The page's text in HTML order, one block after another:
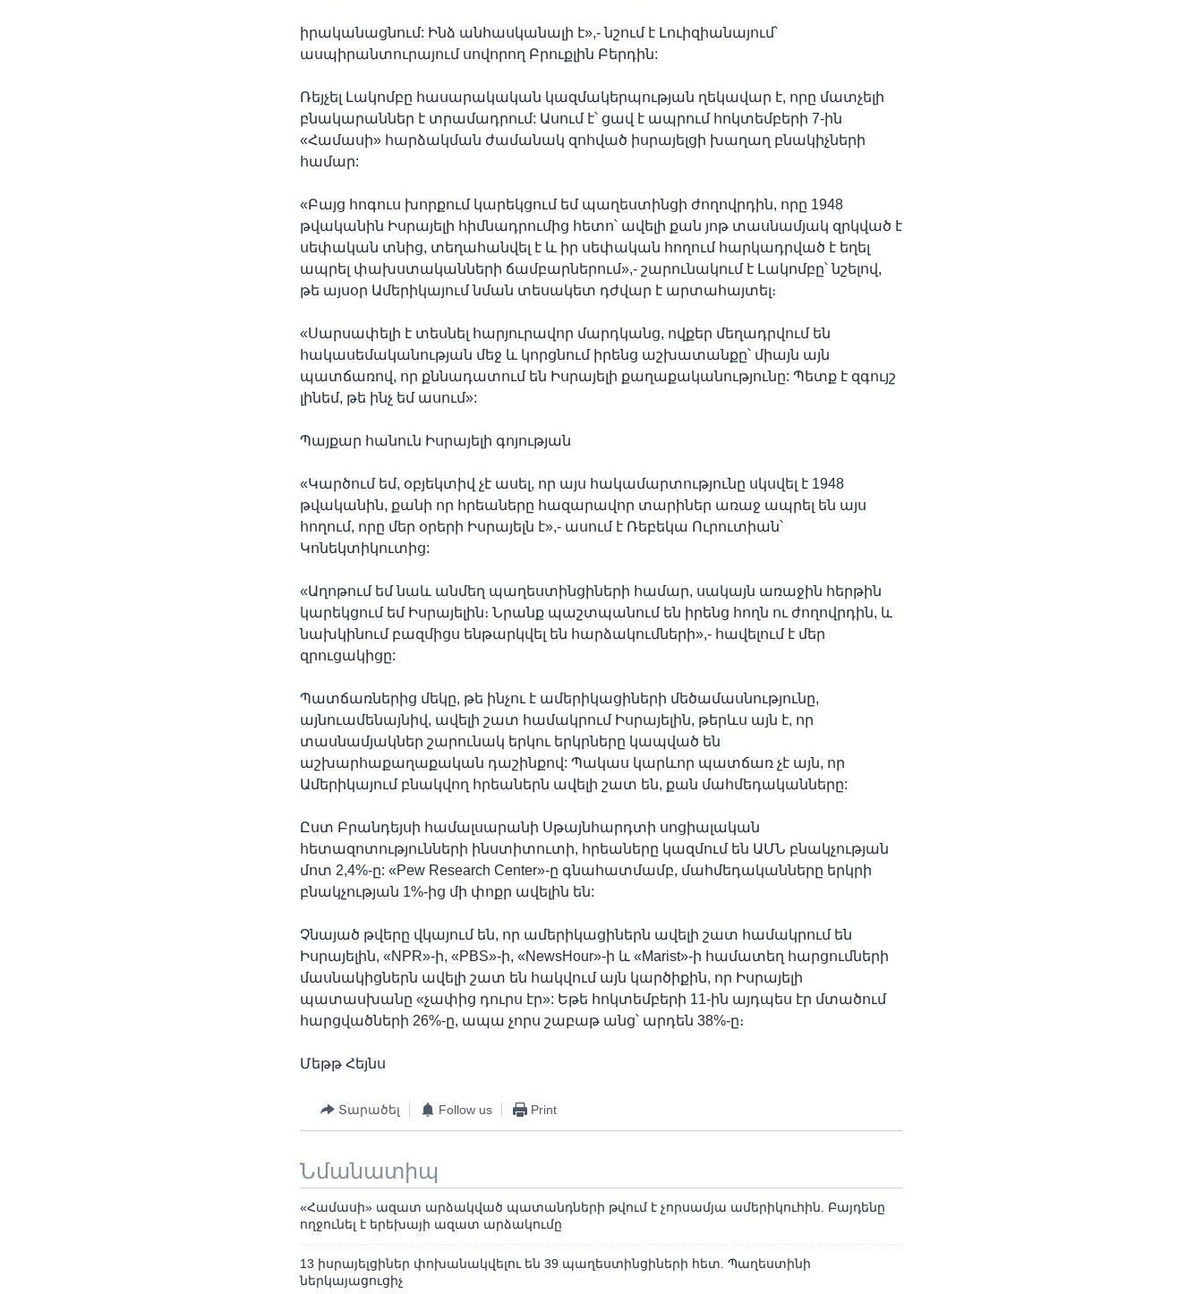
իրականացնում: Ինձ անհասկանալի է»,- նշում է Լուիզիանայում՝
ասպիրանտուրայում սովորող Բրուքլին Բերդին:
Ռեյչել Լակոմբը հասարակական կազմակերպության ղեկավար է, որը մատչելի
բնակարաններ է տրամադրում: Ասում է՝ ցավ է ապրում հոկտեմբերի 7-ին
«Համասի» հարձակման ժամանակ զոհված իսրայելցի խաղաղ բնակիչների
համար:
«Բայց հոգուս խորքում կարեկցում եմ պաղեստինցի ժողովրդին, որը 1948
թվականին Իսրայելի հիմնադրումից հետո՝ ավելի քան յոթ տասնամյակ զրկված է
սեփական տնից, տեղահանվել է և իր սեփական հողում հարկադրված է եղել
ապրել փախստականների ճամբարներում»,- շարունակում է Լակոմբը՝ նշելով,
թե այսօր Ամերիկայում նման տեսակետ դժվար է արտահայտել։
«Սարսափելի է տեսնել հարյուրավոր մարդկանց, ովքեր մեղադրվում են
հակասեմականության մեջ և կորցնում իրենց աշխատանքը՝ միայն այն
պատճառով, որ քննադատում են Իսրայելի քաղաքականությունը: Պետք է զգույշ
լինեմ, թե ինչ եմ ասում»:
Պայքար հանուն Իսրայելի գոյության
«Կարծում եմ, օբյեկտիվ չէ ասել, որ այս հակամարտությունը սկսվել է 1948
թվականին, քանի որ հրեաները հազարավոր տարիներ առաջ ապրել են այս
հողում, որը մեր օրերի Իսրայելն է»,- ասում է Ռեբեկա Ուրուտիան՝
Կոնեկտիկուտից:
«Աղոթում եմ նաև անմեղ պաղեստինցիների համար, սակայն առաջին հերթին
կարեկցում եմ Իսրայելին։ Նրանք պաշտպանում են իրենց հողն ու ժողովրդին, և
նախկինում բազմիցս ենթարկվել են հարձակումների»,- հավելում է մեր
զրուցակիցը:
Պատճառներից մեկը, թե ինչու է ամերիկացիների մեծամասնությունը,
այնուամենայնիվ, ավելի շատ համակրում Իսրայելին, թերևս այն է, որ
տասնամյակներ շարունակ երկու երկրները կապված են
աշխարհաքաղաքական դաշինքով: Պակաս կարևոր պատճառ չէ այն, որ
Ամերիկայում բնակվող հրեաներն ավելի շատ են, քան մահմեդականները:
Ըստ Բրանդեյսի համալսարանի Սթայնհարդտի սոցիալական
հետազոտությունների ինստիտուտի, հրեաները կազմում են ԱՄՆ բնակչության
մոտ 2,4%-ը: «Pew Research Center»-ը գնահատմամբ, մահմեդականները երկրի
բնակչության 1%-ից մի փոքր ավելին են:
Չնայած թվերը վկայում են, որ ամերիկացիներն ավելի շատ համակրում են
Իսրայելին, «NPR»-ի, «PBS»-ի, «NewsHour»-ի և «Marist»-ի համատեղ հարցումների
մասնակիցներն ավելի շատ են հակվում այն կարծիքին, որ Իսրայելի
պատասխանը «չափից դուրս էր»: Եթե հոկտեմբերի 11-ին այդպես էր մտածում
հարցվածների 26%-ը, ապա չորս շաբաթ անց՝ արդեն 38%-ը։
Մեթթ Հեյնս
Տարածել Follow us Print
Նմանատիպ
«Համասի» ազատ արձակված պատանդների թվում է չորսամյա ամերիկուհին. Բայդենը
ողջունել է երեխայի ազատ արձակումը
13 իսրայելցիներ փոխանակվելու են 39 պաղեստինցիների հետ. Պաղեստինի
ներկայացուցիչ